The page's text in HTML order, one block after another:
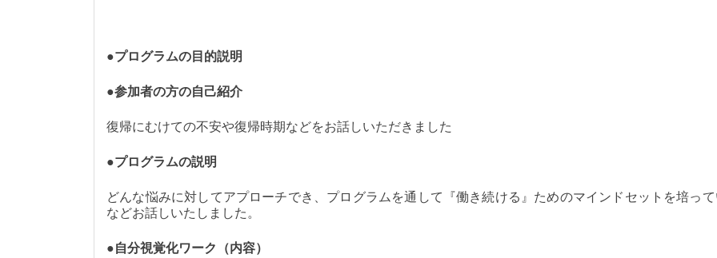
●プログラムの目的説明
●参加者の方の自己紹介
復帰にむけての不安や復帰時期などをお話しいただきました
●プログラムの説明
どんな悩みに対してアプローチでき、プログラムを通して『働き続ける』ためのマインドセットを培っ
などお話しいたしました。
●自分視覚化ワーク（内容）